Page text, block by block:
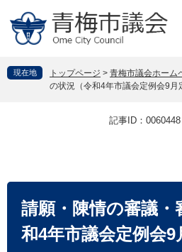
先
頭
を
飛
現在地 トップページ > 青梅市議会ホーム
の状況（令和4年市議会定例会9月
記事ID：0060448
請願・陳情の審議・
和4年市議会定例会9